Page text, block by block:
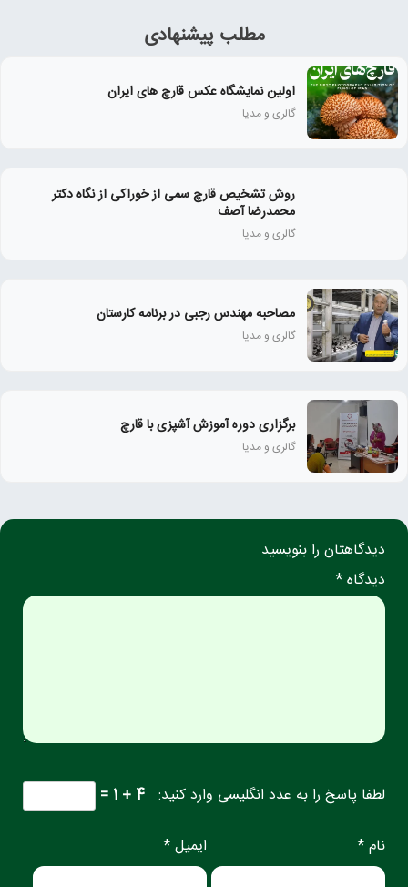
مطلب پیشنهادی
اولین نمایشگاه عکس قارچ های ایران
گالری و مدیا
روش تشخیص قارچ سمی از خوراکی از نگاه دکتر
محمدرضا آصف
گالری و مدیا
مصاحبه مهندس رجبی در برنامه کارستان
گالری و مدیا
برگزاری دوره آموزش آشپزی با قارچ
گالری و مدیا
دیدگاهتان را بنویسید
دیدگاه *
لطفا پاسخ را به عدد انگلیسی وارد کنید: 4 + 1 =
نام * ایمیل *